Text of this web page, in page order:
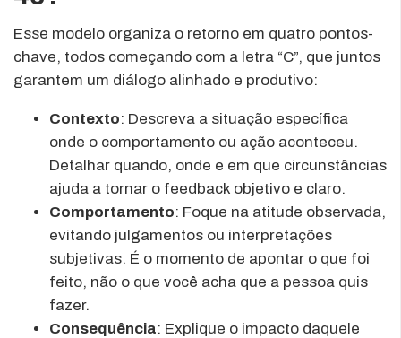
Esse modelo organiza o retorno em quatro pontos-
chave, todos começando com a letra “C”, que juntos
garantem um diálogo alinhado e produtivo:
Contexto: Descreva a situação específica
onde o comportamento ou ação aconteceu.
Detalhar quando, onde e em que circunstâncias
ajuda a tornar o feedback objetivo e claro.
Comportamento: Foque na atitude observada,
evitando julgamentos ou interpretações
subjetivas. É o momento de apontar o que foi
feito, não o que você acha que a pessoa quis
fazer.
Consequência: Explique o impacto daquele